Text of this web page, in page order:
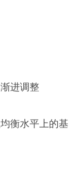
进调整
衡水平上的基